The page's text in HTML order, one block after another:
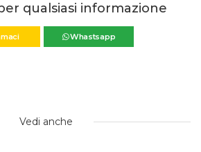
qualsiasi informazione
Whastsapp
Vedi anche